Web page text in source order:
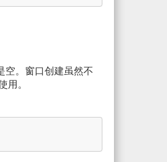
空。窗口创建虽然不
。